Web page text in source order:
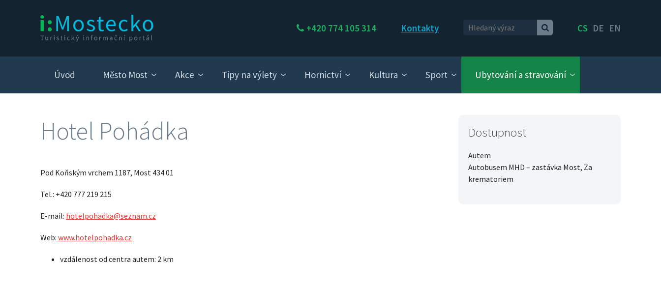
+420 774 105 314 Kontakty CS DE EN
Úvod Město Most Akce Tipy na výlety Hornictví Kultura Sport Ubytování a stravování
Hotel Pohádka
Pod Koňským vrchem 1187, Most 434 01
Tel.: +420 777 219 215
E-mail: hotelpohadka@seznam.cz
Web: www.hotelpohadka.cz
vzdálenost od centra autem: 2 km
Dostupnost
Autem
Autobusem MHD – zastávka Most, Za
krematoriem